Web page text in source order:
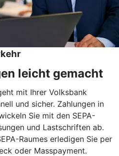
leicht gemacht
mit Ihrer Volksbank
und sicher. Zahlungen in
Sie mit den SEPA-
und Lastschriften ab.
Raumes erledigen Sie per
oder Masspayment.